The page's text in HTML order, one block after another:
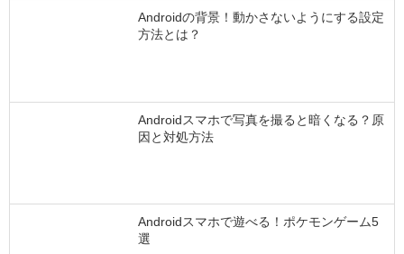
Androidの背景！動かさないようにする設定
方法とは？
Androidスマホで写真を撮ると暗くなる？原
因と対処方法
Androidスマホで遊べる！ポケモンゲーム5
選